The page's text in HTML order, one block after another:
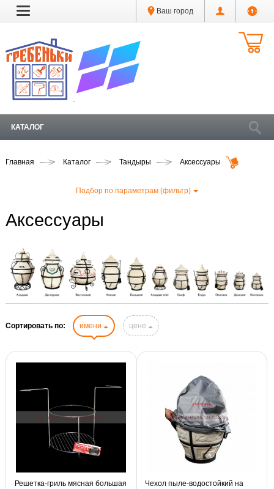
Ваш город
КАТАЛОГ
Главная Каталог Тандыры Аксессуары
Подбор по параметрам (фильтр)
Аксессуары
Сортировать по: имени цене
Решетка-гриль мясная большая
Чехол пыле-водостойкий на